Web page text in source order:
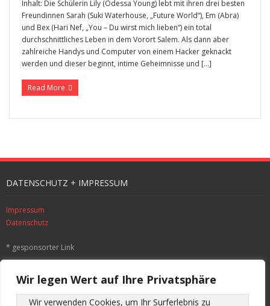
Wir legen Wert auf Ihre Privatsphäre
Wir verwenden Cookies, um Ihr Surferlebnis zu
Inhalt: Die Schülerin Lily (Odessa Young) lebt mit ihren drei besten
Freundinnen Sarah (Suki Waterhouse, „Future World“), Em (Abra)
und Bex (Hari Nef, „You – Du wirst mich lieben“) ein total
durchschnittliches Leben in dem Vorort Salem. Als dann aber
zahlreiche Handys und Computer von einem Hacker geknackt
werden und dieser beginnt, intime Geheimnisse und […]
Read More
DATENSCHUTZ + IMPRESSUM
Impressum
Datenschutz
* gesponsorter Link